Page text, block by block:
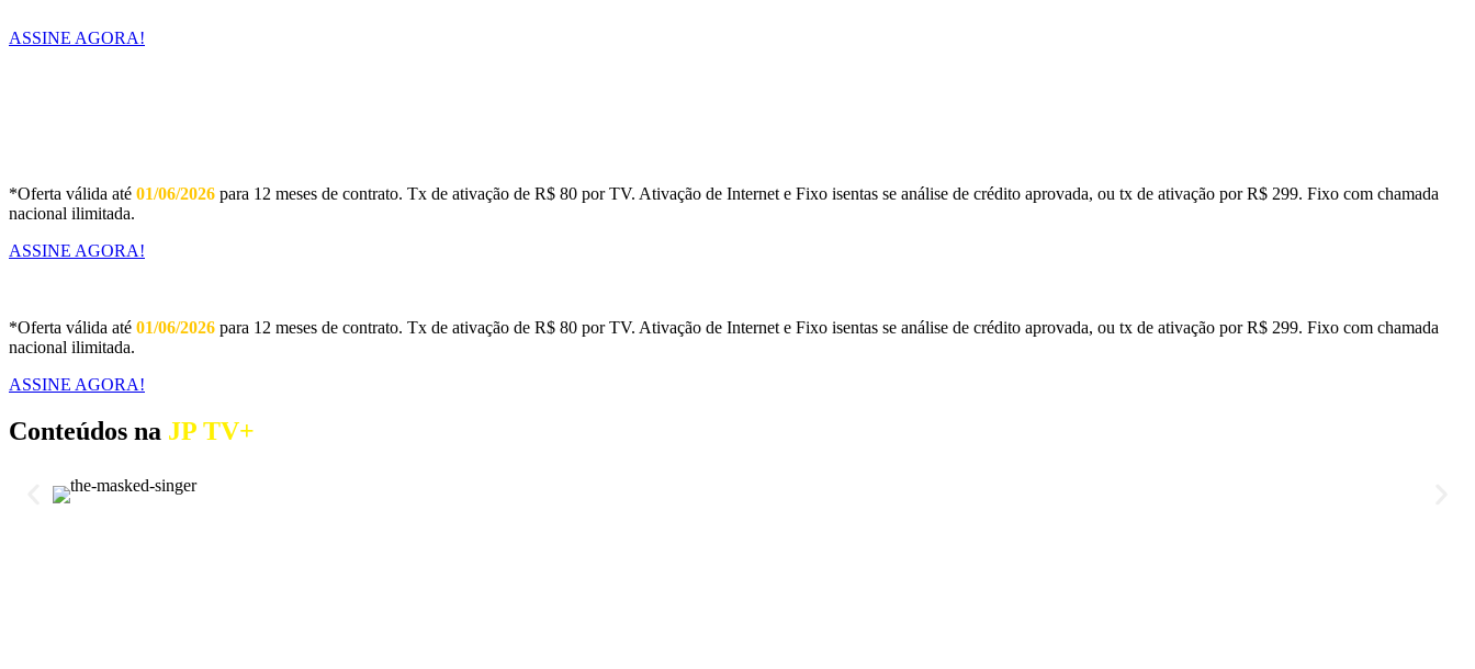
ASSINE AGORA!
*Oferta válida até 01/06/2026 para 12 meses de contrato. Tx de ativação de R$ 80 por TV. Ativação de Internet e Fixo isentas se análise de crédito aprovada, ou tx de ativação por R$ 299. Fixo com chamada
nacional ilimitada.
ASSINE AGORA!
*Oferta válida até 01/06/2026 para 12 meses de contrato. Tx de ativação de R$ 80 por TV. Ativação de Internet e Fixo isentas se análise de crédito aprovada, ou tx de ativação por R$ 299. Fixo com chamada
nacional ilimitada.
ASSINE AGORA!
Conteúdos na JP TV+